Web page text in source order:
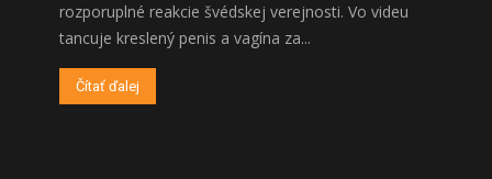
rozporuplné reakcie švédskej verejnosti. Vo videu
tancuje kreslený penis a vagína za...
Čítať ďalej